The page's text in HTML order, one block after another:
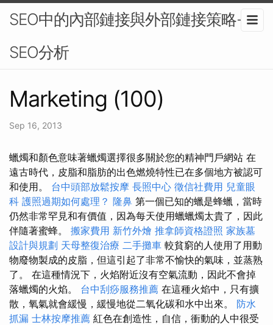
SEO中的內部鏈接與外部鏈接策略-
SEO分析
Marketing (100)
Sep 16, 2013
蠟燭和顏色意味著蠟燭選擇很多關於您的精神門戶網站 在
遠古時代，皮脂和脂肪的出色燃燒特性已在多個地方被認可
和使用。 台中頭部放鬆按摩 長照中心 徵信社費用 兒童眼
科 護照過期如何處理？ 隆鼻 第一個已知的蠟是蜂蠟，當時
仍然非常罕見和有價值，因為每天使用蠟蠟燭太貴了，因此
伴隨著蜜蜂。 搬家費用 新竹外燴 推拿師資格證照 家族墓
設計與規劃 天母整復治療 二手攤車 較貧窮的人使用了用動
物廢物製成的皮脂，但這引起了非常不愉快的氣味，並蒸熟
了。 在這種情況下，火焰附近沒有空氣流動，因此不會掉
落蠟燭的火焰。 台中刮痧服務推薦 在這種火焰中，只有擴
散，氧氣就會緩慢，緩慢地從二氧化碳和水中出來。 防水
抓漏 士林按摩推薦 紅色在創造性，自信，衝動的人中很受